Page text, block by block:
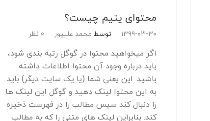
محتوای یتیم چیست؟
۱۳۹۹-۰۳-۳۰ توسط محمد علیپور 0 نظر
اگر میخواهید محتوا در گوگل رتبه بندی شود،
باید درباره وجود آن محتوا اطلاعات داشته
باشید. این یعنی شما (یا یک سایت دیگر) باید
به این محتوا لینک دهید و گوگل این لینک ها
را دنبال کند سپس مطالب را در فهرست ذخیره
کند. بنابراین لینک های متنی را که به مطالب